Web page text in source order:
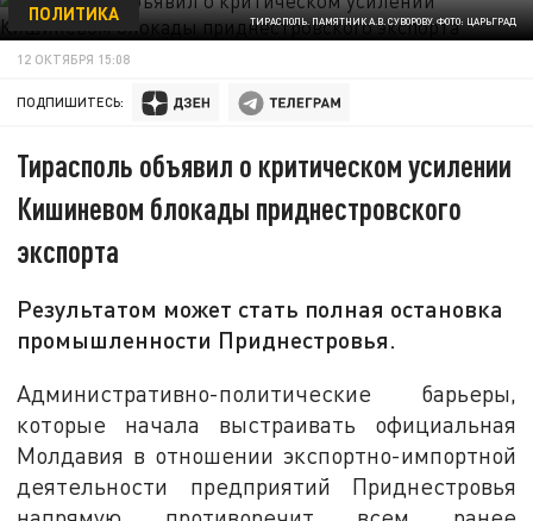
ТИРАСПОЛЬ. ПАМЯТНИК А.В. СУВОРОВУ. ФОТО: ЦАРЬГРАД
ПОЛИТИКА
12 ОКТЯБРЯ 15:08
ПОДПИШИТЕСЬ:
Тирасполь объявил о критическом усилении
Кишиневом блокады приднестровского
экспорта
Результатом может стать полная остановка
промышленности Приднестровья.
Административно-политические барьеры,
которые начала выстраивать официальная
Молдавия в отношении экспортно-импортной
деятельности предприятий Приднестровья